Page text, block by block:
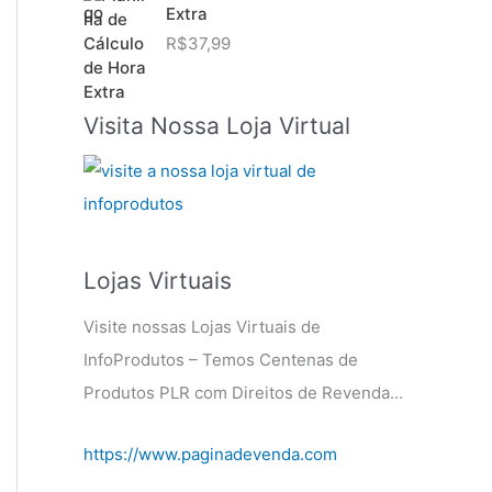
Extra
R$37,99
Visita Nossa Loja Virtual
Lojas Virtuais
Visite nossas Lojas Virtuais de
InfoProdutos – Temos Centenas de
Produtos PLR com Direitos de Revenda…
https://www.paginadevenda.com